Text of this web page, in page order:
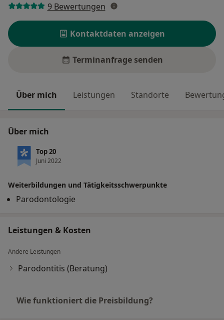
9 Bewertungen
Kontaktdaten anzeigen
Terminanfrage senden
Über mich Leistungen Standorte
Über mich
Top 20
Juni 2022
Weiterbildungen und Tätigkeitsschwerpunkte
Parodontologie
Leistungen & Kosten
Andere Leistungen
Parodontitis (Beratung)
Wie funktioniert die Preisbildung?